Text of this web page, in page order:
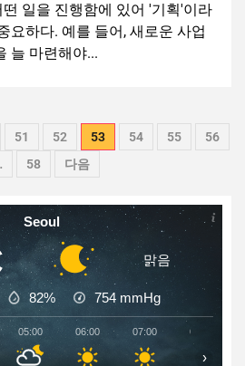
일을 진행함에 있어 '기획'이라
요하다. 예를 들어, 새로운 사업
늘 마련해야...
51 52 53 54 55
56
58 다음
Seoul
맑음
82% 754 mmHg
05:00 06:00 07:00 08:00
›